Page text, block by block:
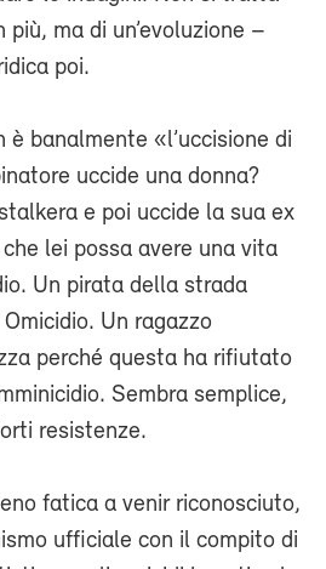
ma di un’evoluzione –
poi.
è banalmente «l’uccisione di
uccide una donna?
e poi uccide la sua ex
lei possa avere una vita
Un pirata della strada
Un ragazzo
perché questa ha rifiutato
Sembra semplice,
resistenze.
fatica a venir riconosciuto,
ufficiale con il compito di